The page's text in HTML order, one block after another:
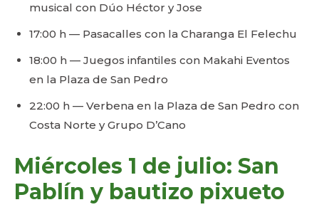
musical con Dúo Héctor y Jose
17:00 h — Pasacalles con la Charanga El Felechu
18:00 h — Juegos infantiles con Makahi Eventos
en la Plaza de San Pedro
22:00 h — Verbena en la Plaza de San Pedro con
Costa Norte y Grupo D’Cano
Miércoles 1 de julio: San
Pablín y bautizo pixueto